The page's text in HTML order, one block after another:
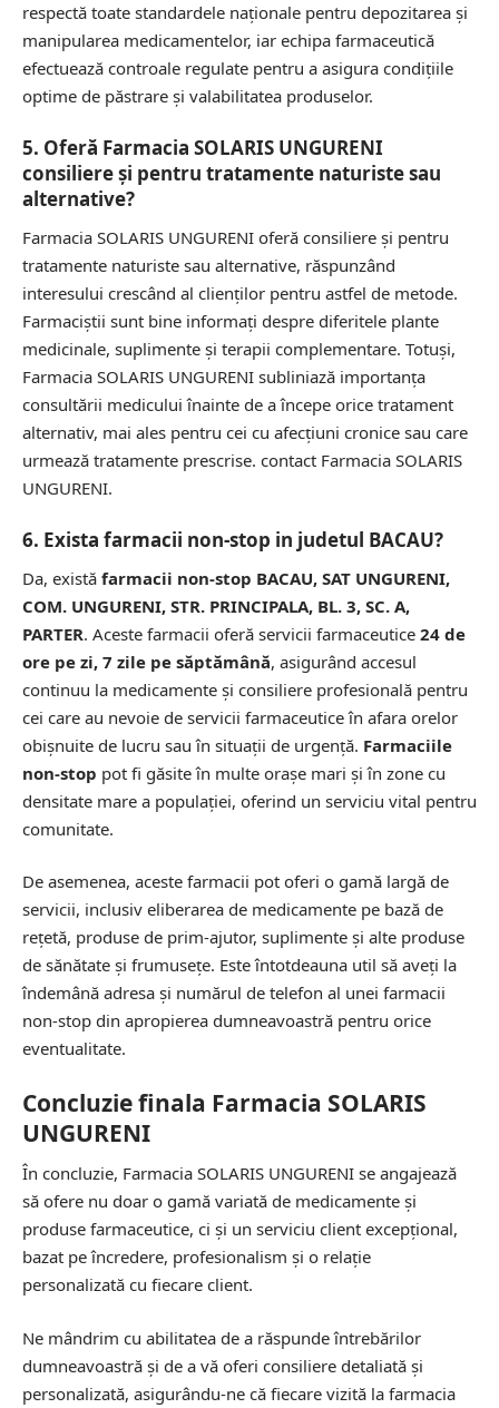
respectă toate standardele naționale pentru depozitarea și
manipularea medicamentelor, iar echipa farmaceutică
efectuează controale regulate pentru a asigura condițiile
optime de păstrare și valabilitatea produselor.
5. Oferă Farmacia SOLARIS UNGURENI
consiliere și pentru tratamente naturiste sau
alternative?
Farmacia SOLARIS UNGURENI oferă consiliere și pentru
tratamente naturiste sau alternative, răspunzând
interesului crescând al clienților pentru astfel de metode.
Farmaciștii sunt bine informați despre diferitele plante
medicinale, suplimente și terapii complementare. Totuși,
Farmacia SOLARIS UNGURENI subliniază importanța
consultării medicului înainte de a începe orice tratament
alternativ, mai ales pentru cei cu afecțiuni cronice sau care
urmează tratamente prescrise. contact Farmacia SOLARIS
UNGURENI.
6. Exista farmacii non-stop in judetul BACAU?
Da, există farmacii non-stop BACAU, SAT UNGURENI,
COM. UNGURENI, STR. PRINCIPALA, BL. 3, SC. A,
PARTER. Aceste farmacii oferă servicii farmaceutice 24 de
ore pe zi, 7 zile pe săptămână, asigurând accesul
continuu la medicamente și consiliere profesională pentru
cei care au nevoie de servicii farmaceutice în afara orelor
obișnuite de lucru sau în situații de urgență. Farmaciile
non-stop pot fi găsite în multe orașe mari și în zone cu
densitate mare a populației, oferind un serviciu vital pentru
comunitate.
De asemenea, aceste farmacii pot oferi o gamă largă de
servicii, inclusiv eliberarea de medicamente pe bază de
rețetă, produse de prim-ajutor, suplimente și alte produse
de sănătate și frumusețe. Este întotdeauna util să aveți la
îndemână adresa și numărul de telefon al unei farmacii
non-stop din apropierea dumneavoastră pentru orice
eventualitate.
Concluzie finala Farmacia SOLARIS
UNGURENI
În concluzie, Farmacia SOLARIS UNGURENI se angajează
să ofere nu doar o gamă variată de medicamente și
produse farmaceutice, ci și un serviciu client excepțional,
bazat pe încredere, profesionalism și o relație
personalizată cu fiecare client.
Ne mândrim cu abilitatea de a răspunde întrebărilor
dumneavoastră și de a vă oferi consiliere detaliată și
personalizată, asigurându-ne că fiecare vizită la farmacia